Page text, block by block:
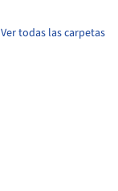
Ver todas las carpetas